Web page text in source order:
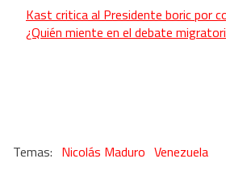
Kast critica al Presidente boric por
¿Quién miente en el debate
Nicolás Maduro Venezuela